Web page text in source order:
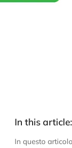
In this article:
In questo